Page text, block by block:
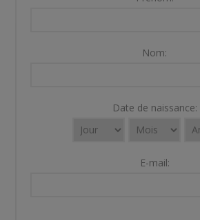
Nom:
Date de naissance:
E-mail: